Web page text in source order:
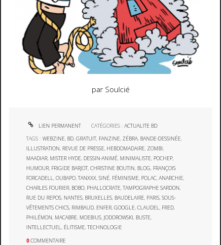
par Soulcié
LIEN PERMANENT CATÉGORIES :ACTUALITE BD
TAGS :WEBZINE, BD,GRATUIT, FANZINE, ZÉBRA, BANDE-DESSINÉE,
ILLUSTRATION, REVUE DE PRESSE, HEBDOMADAIRE, ZOMBI,
MAADIAR, MISTER HYDE, DESSIN-ANIMÉ, MINIMALISTE, POCHEP,
HUMOUR, FRIGIDE BARJOT,CHRISTINE BOUTIN, BLOG, FRANÇOIS
FORCADELL,OUBAPO,TANXXX,SINÉ, FÉMINISME, POLAC,ANARCHIE,
CHARLES FOURIER, BOBO, PHALLOCRATE,TAMPOGRAPHE SARDON,
RUE DU REPOS, NANTES, BRUXELLES, BAUDELAIRE, PARIS,SOUS-
VÊTEMENTS CHICS, RIMBAUD, ENFER,GOOGLE,CLAUDEL, FRED,
PHILÉMON, MACABRE, MOEBIUS, JODOROWSKI, BUSTE,
INTELLECTUEL, ÉLITISME,TECHNOLOGIE
0 COMMENTAIRE